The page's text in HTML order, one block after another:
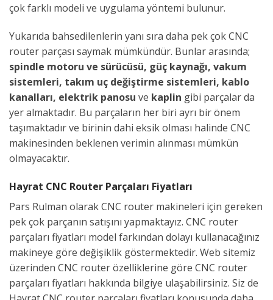
çok farklı modeli ve uygulama yöntemi bulunur.
Yukarıda bahsedilenlerin yanı sıra daha pek çok CNC
router parçası saymak mümkündür. Bunlar arasında;
spindle motoru ve sürücüsü, güç kaynağı, vakum
sistemleri, takım uç değiştirme sistemleri, kablo
kanalları, elektrik panosu ve kaplin gibi parçalar da
yer almaktadır. Bu parçaların her biri ayrı bir önem
taşımaktadır ve birinin dahi eksik olması halinde CNC
makinesinden beklenen verimin alınması mümkün
olmayacaktır.
Hayrat CNC Router Parçaları Fiyatları
Pars Rulman olarak CNC router makineleri için gereken
pek çok parçanın satışını yapmaktayız. CNC router
parçaları fiyatları model farkından dolayı kullanacağınız
makineye göre değişiklik göstermektedir. Web sitemiz
üzerinden CNC router özelliklerine göre CNC router
parçaları fiyatları hakkında bilgiye ulaşabilirsiniz. Siz de